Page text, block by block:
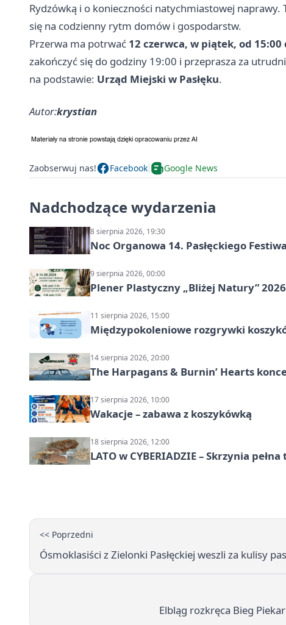
Rydzówką i o konieczności natychmiastowej
się na codzienny rytm domów i gospodarstw.
Przerwa ma potrwać 12 czerwca, w piątek, od 15:00
zakończyć się do godziny 19:00 i przeprasza za
na podstawie: Urząd Miejski w Pasłęku.
Autor:krystian
Zaobserwuj nas! Facebook Google News
Nadchodzące wydarzenia
8 sierpnia 2026, 19:30
Noc Organowa 14. Pasłęckiego
9 sierpnia 2026, 00:00
Plener Plastyczny „Bliżej Natury” 2026
11 sierpnia 2026, 15:00
Międzypokoleniowe rozgrywki
14 sierpnia 2026, 20:00
The Harpagans & Burnin’ Hearts
17 sierpnia 2026, 10:00
Wakacje – zabawa z koszykówką
18 sierpnia 2026, 12:00
LATO w CYBERIADZIE – Skrzynia
<< Poprzedni
Ósmoklasiści z Zielonki Pasłęckiej weszli za kulisy
Elbląg rozkręca Bieg